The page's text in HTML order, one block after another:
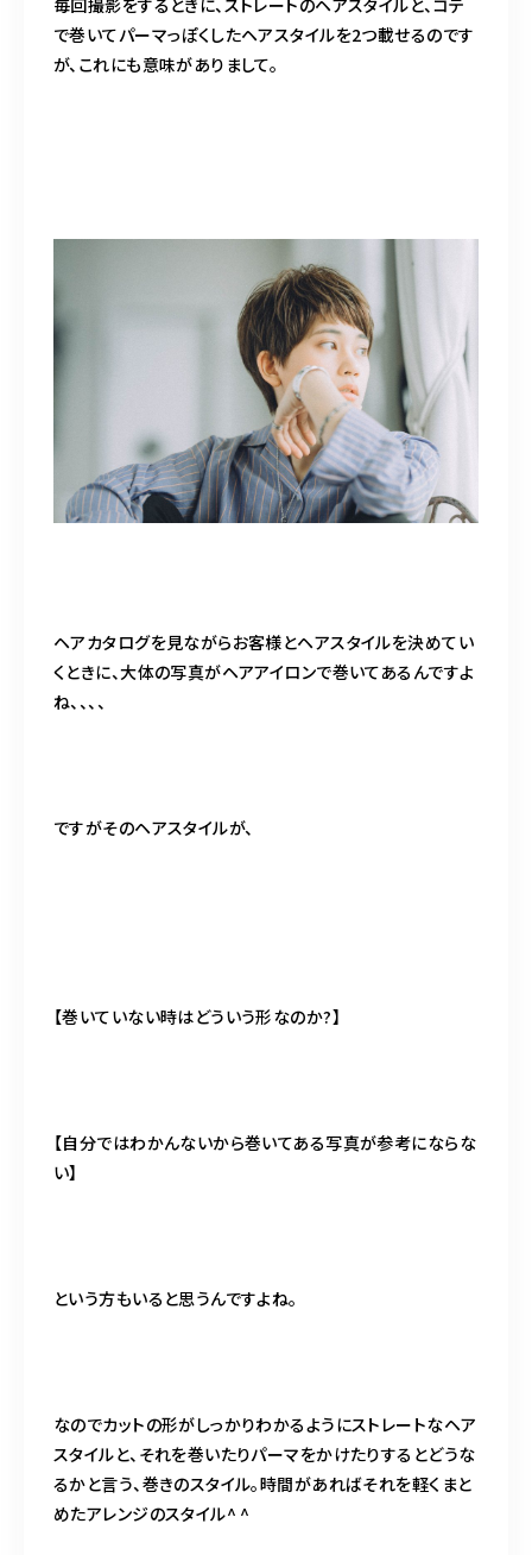
毎回撮影をするときに、ストレートのヘアスタイルと、コテ
で巻いてパーマっぽくしたヘアスタイルを2つ載せるのです
が、これにも意味がありまして。
ヘアカタログを見ながらお客様とヘアスタイルを決めてい
くときに、大体の写真がヘアアイロンで巻いてあるんですよ
ね、、、、
ですがそのヘアスタイルが、
【巻いていない時はどういう形なのか?】
【自分ではわかんないから巻いてある写真が参考にならな
い】
という方もいると思うんですよね。
なのでカットの形がしっかりわかるようにストレートなヘア
スタイルと、それを巻いたりパーマをかけたりするとどうな
るかと言う、巻きのスタイル。時間があればそれを軽くまと
めたアレンジのスタイル^ ^